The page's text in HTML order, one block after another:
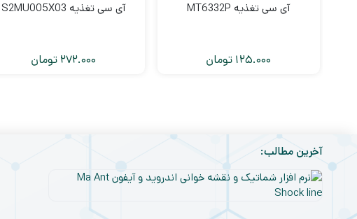
آی سی تغذیه MT6332P
125.000 تومان
آی سی تغذیه S2MU005X03
272.000 تومان
آخرین مطالب: